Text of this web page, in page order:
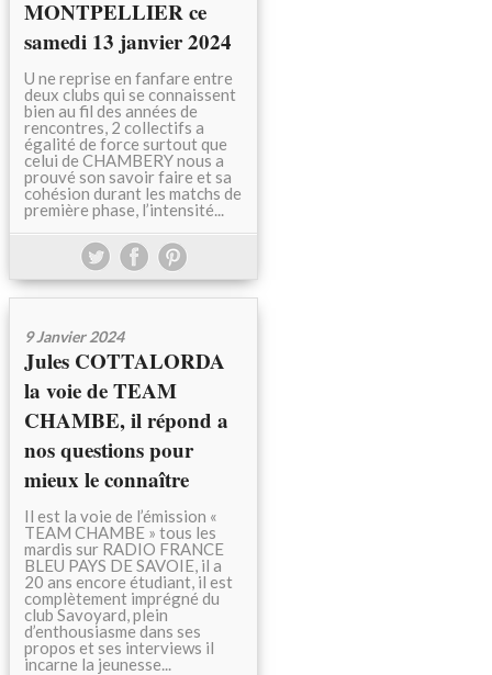
MONTPELLIER ce
samedi 13 janvier 2024
U ne reprise en fanfare entre
deux clubs qui se connaissent
bien au fil des années de
rencontres, 2 collectifs a
égalité de force surtout que
celui de CHAMBERY nous a
prouvé son savoir faire et sa
cohésion durant les matchs de
première phase, l’intensité...
9 Janvier 2024
Jules COTTALORDA
la voie de TEAM
CHAMBE, il répond a
nos questions pour
mieux le connaître
Il est la voie de l’émission «
TEAM CHAMBE » tous les
mardis sur RADIO FRANCE
BLEU PAYS DE SAVOIE, il a
20 ans encore étudiant, il est
complètement imprégné du
club Savoyard, plein
d’enthousiasme dans ses
propos et ses interviews il
incarne la jeunesse...